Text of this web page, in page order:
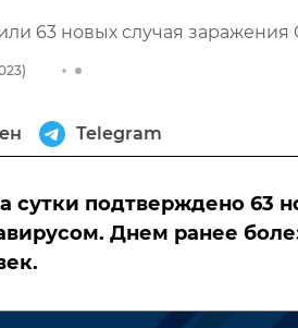
63 новых случая заражения
Telegram
сутки подтверждено 63
Днем ранее